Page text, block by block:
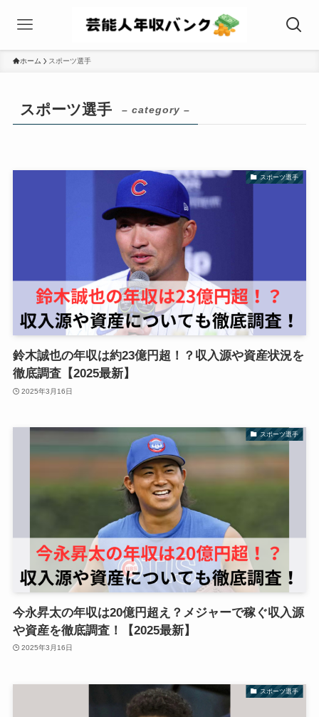
ホーム スポーツ選手
スポーツ選手 – category –
スポーツ選手
鈴木誠也の年収は約23億円超！？収入源や資産状況を
徹底調査【2025最新】
2025年3月16日
スポーツ選手
今永昇太の年収は20億円超え？メジャーで稼ぐ収入源
や資産を徹底調査！【2025最新】
2025年3月16日
スポーツ選手